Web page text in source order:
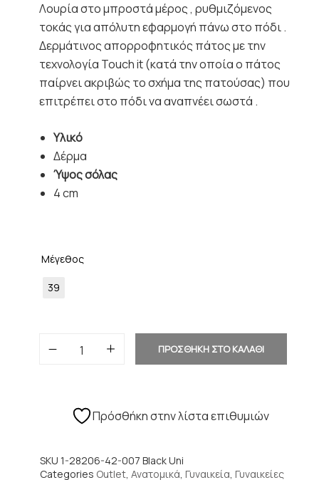
Λουρία στο μπροστά μέρος , ρυθμιζόμενος
τοκάς για απόλυτη εφαρμογή πάνω στο πόδι .
Δερμάτινος απορροφητικός πάτος με την
τεχνολογία Touch it (κατά την οποία ο πάτος
παίρνει ακριβώς το σχήμα της πατούσας) που
επιτρέπει στο πόδι να αναπνέει σωστά .
Υλικό
Δέρμα
Ύψος σόλας
4 cm
Μέγεθος
39
ΠΡΟΣΘΗΚΗ ΣΤΟ ΚΑΛΑΘΙ
Πρόσθήκη στην λίστα επιθυμιών
SKU 1-28206-42-007 Black Uni
Categories Outlet, Ανατομικά, Γυναικεία, Γυναικείες